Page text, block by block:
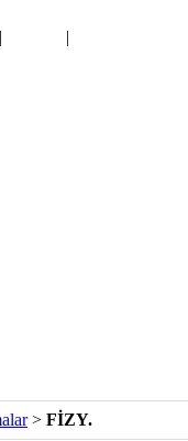
| |
> FİZY.